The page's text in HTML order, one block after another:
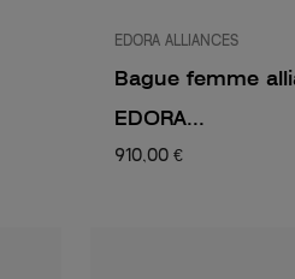
EDORA ALLIANCES
Bague femme
EDORA...
910,00 €